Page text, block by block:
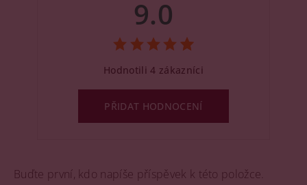
Buďte první, kdo napíše příspěvek k této položce.
9.0
Hodnotili 4 zákazníci
PŘIDAT HODNOCENÍ